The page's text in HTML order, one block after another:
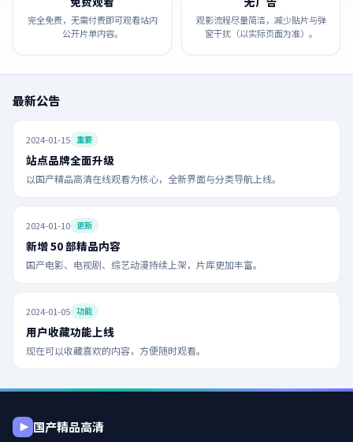
完全免费，无需付费即可观看站内
公开片单内容。
观影流程尽量简洁，减少贴片与弹
窗干扰（以实际页面为准）。
最新公告
2024-01-15 重要
站点品牌全面升级
以国产精品高清在线观看为核心，全新界面与分类导航上线。
2024-01-10 更新
新增 50 部精品内容
国产电影、电视剧、综艺动漫持续上架，片库更加丰富。
2024-01-05 功能
用户收藏功能上线
现在可以收藏喜欢的内容，方便随时观看。
国产精品高清